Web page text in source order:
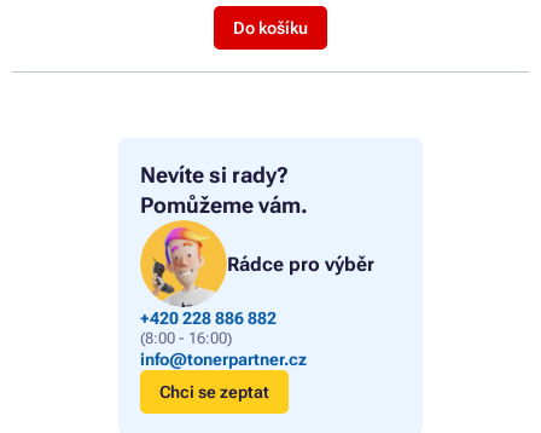
Nevíte si rady?
Pomůžeme vám.
Rádce pro výběr
+420 228 886 882
(8:00 - 16:00)
info@tonerpartner.cz
Chci se zeptat
Do košíku